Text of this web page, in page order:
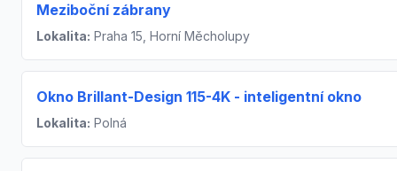
Meziboční zábrany
Lokalita: Praha 15, Horní Měcholupy
Okno Brillant-Design 115-4K - inteligentní okno
Lokalita: Polná